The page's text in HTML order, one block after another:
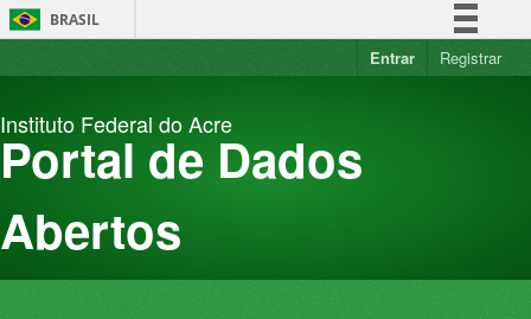
Pular
para
BRASIL
Simplifique!
Acesso à informação
Entrar Registrar
Instituto Federal do Acre
Portal de Dados
Abertos